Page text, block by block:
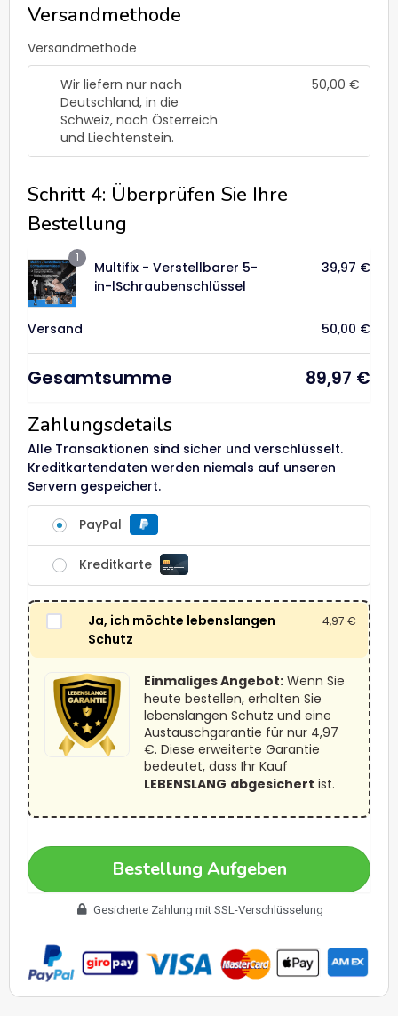
Versandmethode
Versandmethode
Wir liefern nur nach
Deutschland, in die
Schweiz, nach Österreich
und Liechtenstein.
50,00 €
Schritt 4: Überprüfen Sie Ihre
Bestellung
1
Multifix - Verstellbarer 5-
in-lSchraubenschlüssel
39,97 €
Versand 50,00 €
Gesamtsumme 89,97 €
Zahlungsdetails
Alle Transaktionen sind sicher und verschlüsselt.
Kreditkartendaten werden niemals auf unseren
Servern gespeichert.
PayPal
Kreditkarte
Ja, ich möchte lebenslangen
Schutz
4,97 €
Einmaliges Angebot: Wenn Sie
heute bestellen, erhalten Sie
lebenslangen Schutz und eine
Austauschgarantie für nur 4,97
€. Diese erweiterte Garantie
bedeutet, dass Ihr Kauf
LEBENSLANG abgesichert ist.
Bestellung Aufgeben
Gesicherte Zahlung mit SSL-Verschlüsselung